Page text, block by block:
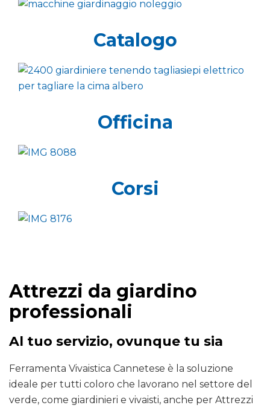
Catalogo
Officina
Corsi
Attrezzi da giardino
professionali
Al tuo servizio, ovunque tu sia
Ferramenta Vivaistica Cannetese è la soluzione
ideale per tutti coloro che lavorano nel settore del
verde, come giardinieri e vivaisti, anche per Attrezzi